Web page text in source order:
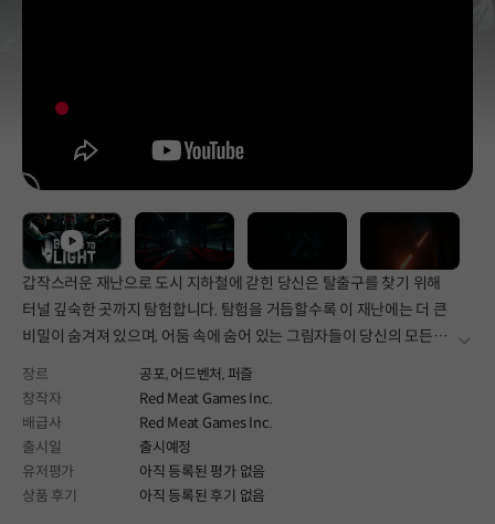
갑작스러운 재난으로 도시 지하철에 갇힌 당신은 탈출구를 찾기 위해
터널 깊숙한 곳까지 탐험합니다. 탐험을 거듭할수록 이 재난에는 더 큰
비밀이 숨겨져 있으며, 어둠 속에 숨어 있는 그림자들이 당신의 모든
더보
장르 공포,어드벤처,퍼즐
창작자
Red Meat Games Inc.
배급사
Red Meat Games Inc.
출시일
출시예정
유저평가
아직 등록된 평가 없음
상품 후기
아직 등록된 후기 없음